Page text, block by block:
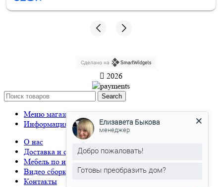
Сделано на
2026
Search
Меню магазина
Информация
О нас
Доставка и оплата
Мебель по индивидуальным размерам
Видео сборки
Контакты
Елизавета Быкова
менеджер
Добро пожаловать!